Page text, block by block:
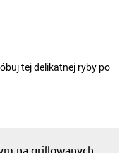
tej delikatnej ryby po
na grillowanych